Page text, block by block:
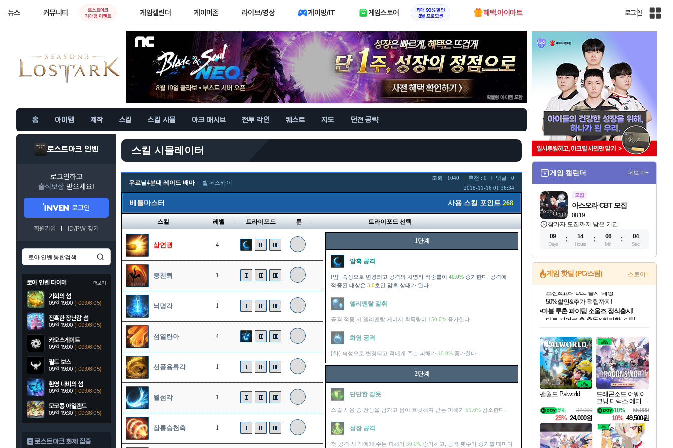
뉴스 커뮤니티
로스트아크
기대평 이벤트
게임캘린더 게이머존 라이브/영상 게이밍/IT 게임스토어
최대 90% 할인
8월 프로모션
혜택.아이마트 로그인
인
홈 아이템 제작 스킬 스킬 시뮬 아크 패시브 전투 각인 퀘스트 지도 던전 공략
로스트아크 인벤
로그인하고
출석보상 받으세요!
로그인
회원가입 ID/PW 찾기
로아 인벤 타이머 더보기
기회의 섬
09일 19:00 (-09:06:04)
잔혹한 장난감 섬
09일 19:00 (-09:06:04)
카오스게이트
09일 19:00 (-09:06:04)
필드 보스
09일 19:00 (-09:06:04)
환영 나비의 섬
09일 19:00 (-09:06:04)
모코콩 아일랜드
09일 19:30 (-09:36:04)
로스트아크 화제 집중
스킬 시뮬레이터
우르닐4분대 레이드 배마 발더스카이
조회 : 1040 추천 : 0
댓글 : 0
2018-11-16 01:36:34
배틀마스터 사용 스킬 포인트 268
스킬 레벨 트라이포드 룬 트라이포드 선택
삼연권 4
붕천퇴 1
뇌명각 1
섬열란아 4
선풍용류각 1
월섬각 1
잠룡승천축 1
1단계
암흑 공격
[암] 속성으로 변경되고 공격의 치명타 적중률이 40.0% 증가한다. 공격에
적중된 대상은 3.0초간 암흑 상태가 된다.
엘리멘탈 갈취
공격 적중 시 엘리멘탈 게이지 획득량이 150.0% 증가한다.
화염 공격
[화] 속성으로 변경되고 적에게 주는 피해가 40.0% 증가한다.
2단계
단단한 갑옷
스킬 사용 중 잔상을 남기고 몸이 흐릿해져 받는 피해가 51.6% 감소한다.
성장 공격
첫 공격 시 적에게 주는 피해가 30.0% 증가하고, 공격 횟수가 증가할 때마다
게임 캘린더 더보기+
모집
08.19
아스오라 CBT 모집
참가자 모집까지 남은 기간
09
Days
14
Hours
06
Min
03
Sec
게임 핫딜 (PC/스팀) 스토어+
최대 90% 할인가를 만나보세요!
네이버혜택과 함께 만나보세요!
50%할인&추가 적립까지!
마블 투혼 파이팅 소울즈 정식출시!
마블 히어로 총 출동&화려한 격투!
네이버 포인트 혜택까지!
이니&베니 혜택까지!
네이버 혜택가와 함께 예약하세요!
할인&네이버혜택으로 만나보세요!
네이버페이 혜택과 만나보세요!
40주년 프로모션으로 만나보세요!
할인가에 만나보세요!
일부 에디션 상시 할인!
혜택으로 예약 판매 중
편안하게 충전하세요
팰월드 Palworld
32,000
5%
25% 24,000원
드래곤소드 어웨이
크닝 디럭스 에디션
DragonSword Awake
ning Deluxe Edition
55,000
10%
10% 49,500원